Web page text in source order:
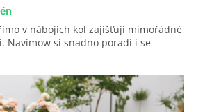
v nábojích kol zajišťují mimořádné
Navimow si snadno poradí i se